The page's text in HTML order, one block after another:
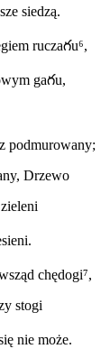
sieǳą.
ruczaగu⁶,
gaగu,
podmurowany;
Drzewo
chędogi⁷,
stogi
nie może.